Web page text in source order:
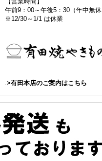
午前9：00～午後5：30（年中
※12/30～1/1 は休業
.>有田本店のご案内はこちら